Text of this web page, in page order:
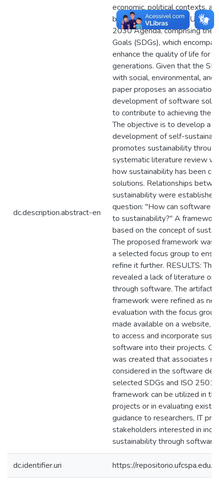
dc.description.abstract-en
economic, political contexts,
broad applicability, the United
2030 Agenda, comprising the
Goals (SDGs), which
enhance the quality of life for
generations. Given that the
with social, environmental, and
paper proposes an
development of software
to contribute to achieving
The objective is to develop a
development of self-
promotes sustainability
systematic literature review
how sustainability has been
solutions. Relationships
sustainability were
question: "How can software
to sustainability?" A
based on the concept of
The proposed framework
a selected focus group to
refine it further. RESULTS:
revealed a lack of literature
through software. The
framework were refined as
evaluation with the focus
made available on a website,
to access and incorporate
software into their projects.
was created that associates
considered in the software
selected SDGs and ISO
framework can be utilized in
projects or in evaluating
guidance to researchers, IT
stakeholders interested in
sustainability through
dc.identifier.uri https://